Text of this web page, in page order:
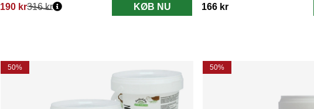
190 kr
Normalpris:
316 kr KØB NU 166 kr
50% 50%